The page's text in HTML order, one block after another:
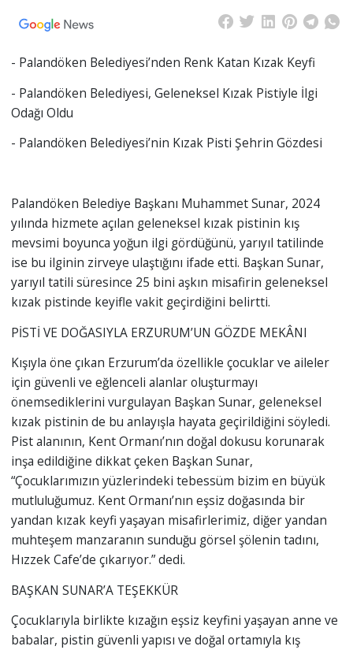
- Palandöken Belediyesi’nden Renk Katan Kızak Keyfi
- Palandöken Belediyesi, Geleneksel Kızak Pistiyle İlgi
Odağı Oldu
- Palandöken Belediyesi’nin Kızak Pisti Şehrin Gözdesi
Palandöken Belediye Başkanı Muhammet Sunar, 2024
yılında hizmete açılan geleneksel kızak pistinin kış
mevsimi boyunca yoğun ilgi gördüğünü, yarıyıl tatilinde
ise bu ilginin zirveye ulaştığını ifade etti. Başkan Sunar,
yarıyıl tatili süresince 25 bini aşkın misafirin geleneksel
kızak pistinde keyifle vakit geçirdiğini belirtti.
PİSTİ VE DOĞASIYLA ERZURUM’UN GÖZDE MEKÂNI
Kışıyla öne çıkan Erzurum’da özellikle çocuklar ve aileler
için güvenli ve eğlenceli alanlar oluşturmayı
önemsediklerini vurgulayan Başkan Sunar, geleneksel
kızak pistinin de bu anlayışla hayata geçirildiğini söyledi.
Pist alanının, Kent Ormanı’nın doğal dokusu korunarak
inşa edildiğine dikkat çeken Başkan Sunar,
“Çocuklarımızın yüzlerindeki tebessüm bizim en büyük
mutluluğumuz. Kent Ormanı’nın eşsiz doğasında bir
yandan kızak keyfi yaşayan misafirlerimiz, diğer yandan
muhteşem manzaranın sunduğu görsel şölenin tadını,
Hızzek Cafe’de çıkarıyor.” dedi.
BAŞKAN SUNAR’A TEŞEKKÜR
Çocuklarıyla birlikte kızağın eşsiz keyfini yaşayan anne ve
babalar, pistin güvenli yapısı ve doğal ortamıyla kış